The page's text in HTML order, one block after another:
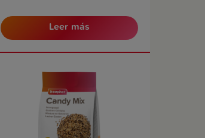
devuelve el canto. Contiene
una equilibrada proporción de
vitaminas y minerales
Leer más